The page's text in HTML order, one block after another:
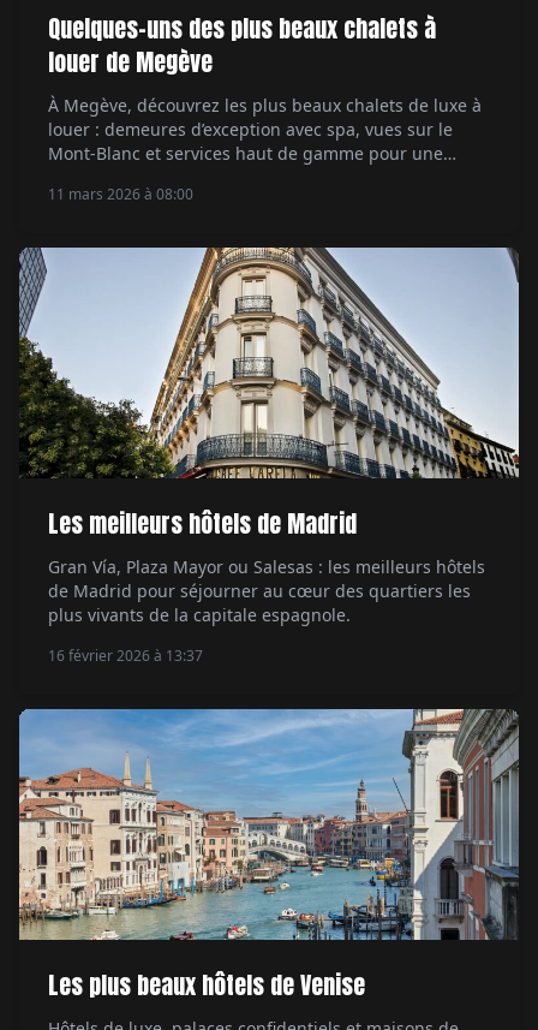
Quelques-uns des plus beaux chalets à
louer de Megève
À Megève, découvrez les plus beaux chalets de luxe à
louer : demeures d’exception avec spa, vues sur le
Mont-Blanc et services haut de gamme pour une
11 mars 2026 à 08:00
Les meilleurs hôtels de Madrid
Gran Vía, Plaza Mayor ou Salesas : les meilleurs hôtels
de Madrid pour séjourner au cœur des quartiers les
plus vivants de la capitale espagnole.
16 février 2026 à 13:37
Les plus beaux hôtels de Venise